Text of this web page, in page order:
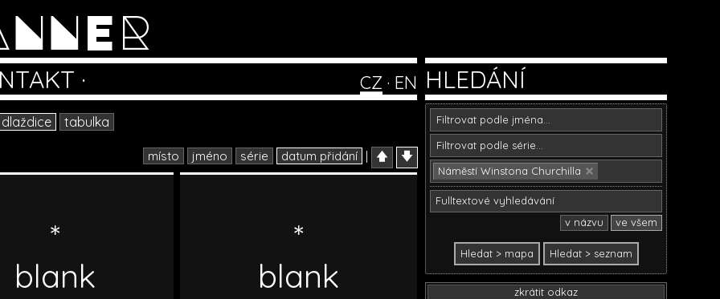
· CZ · EN
dlaždice tabulka
místo jméno série datum přidání | 🡅 🡇
*
blank
*
blank
HLEDÁNÍ
Náměstí Winstona Churchilla
v názvu ve všem
zkrátit odkaz